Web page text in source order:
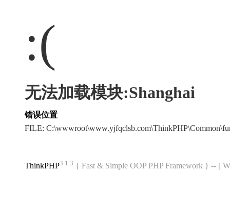
:(
无法加载模块:Shanghai
错误位置
FILE:
ThinkPHP3.1.3 { Fast & Simple OOP PHP Framework } -- [